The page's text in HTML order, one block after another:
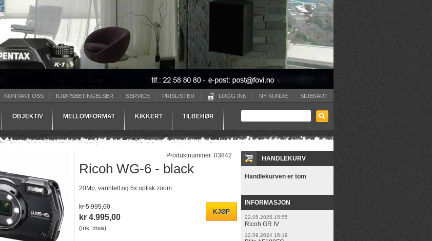
KONTAKT OSS KJØPSBETINGELSER SERVICE PRISLISTER LOGG INN NY KUNDE SIDEKART
OBJEKTIV MELLOMFORMAT KIKKERT TILBEHØR
Produktnummer: 03842
Ricoh WG-6 - black
20Mp, vanntett og 5x optisk zoom
kr 5.995,00
kr 4.995,00
(ink. mva)
HANDLEKURV
Handlekurven er tom
INFORMASJON
22.05.2025 15:55
Ricoh GR IV
12.09.2024 16:19